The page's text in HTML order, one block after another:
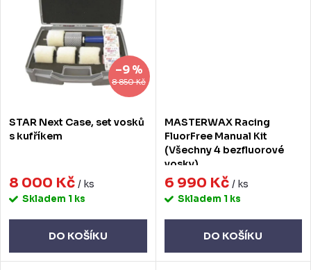
8 850 Kč
–9 %
STAR Next Case, set vosků
s kufříkem
8 000 Kč / ks
Skladem 1 ks
DO KOŠÍKU
MASTERWAX Racing
FluorFree Manual Kit
(Všechny 4 bezfluorové
vosky)
6 990 Kč / ks
Skladem 1 ks
DO KOŠÍKU